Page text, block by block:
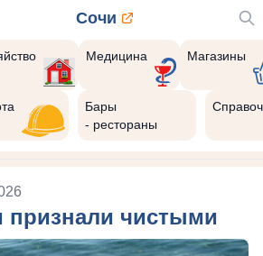
Сочи
Медицина Магазины
Бары
- рестораны
признали чистыми
через: